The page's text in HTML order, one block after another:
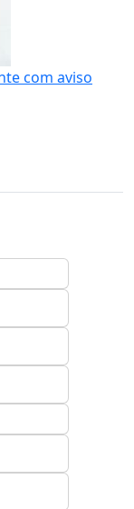
com aviso